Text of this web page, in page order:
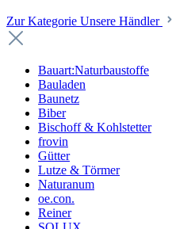
Zur Kategorie Unsere Händler
Bauart:Naturbaustoffe
Bauladen
Baunetz
Biber
Bischoff & Kohlstetter
frovin
Gütter
Lutze & Törmer
Naturanum
oe.con.
Reiner